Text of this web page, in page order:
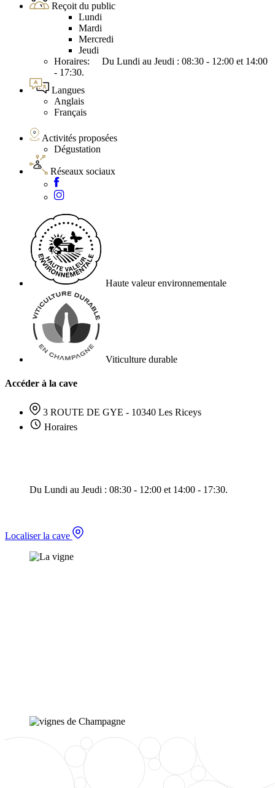
Reçoit du public
Lundi
Mardi
Mercredi
Jeudi
Horaires: Du Lundi au Jeudi : 08:30 - 12:00 et 14:00
- 17:30.
Langues
Anglais
Français
Activités proposées
Dégustation
Réseaux sociaux
Haute valeur environnementale
Viticulture durable
Accéder à la cave
3 ROUTE DE GYE - 10340 Les Riceys
Horaires
Du Lundi au Jeudi : 08:30 - 12:00 et 14:00 - 17:30.
Localiser la cave